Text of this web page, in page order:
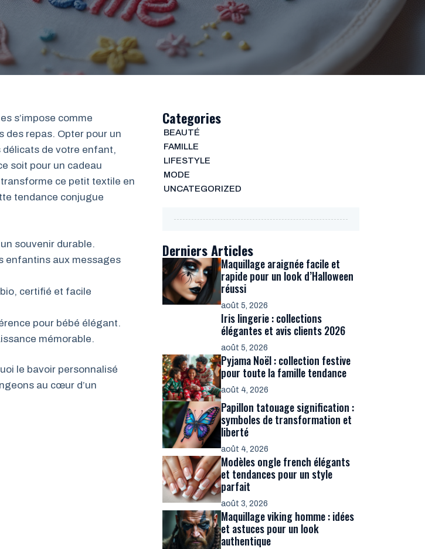
s’impose comme
des repas. Opter pour un
de votre enfant,
soit pour un cadeau
ce petit textile en
tendance conjugue
souvenir durable.
enfantins aux messages
certifié et facile
pour bébé élégant.
mémorable.
le bavoir personnalisé
au cœur d’un
Categories
BEAUTÉ
FAMILLE
LIFESTYLE
MODE
UNCATEGORIZED
Derniers Articles
Maquillage araignée facile et
rapide pour un look d’Halloween
réussi
août 5, 2026
Iris lingerie : collections
élégantes et avis clients 2026
août 5, 2026
Pyjama Noël : collection festive
pour toute la famille tendance
août 4, 2026
Papillon tatouage signification :
symboles de transformation et
liberté
août 4, 2026
Modèles ongle french élégants
et tendances pour un style
parfait
août 3, 2026
Maquillage viking homme : idées
et astuces pour un look
authentique